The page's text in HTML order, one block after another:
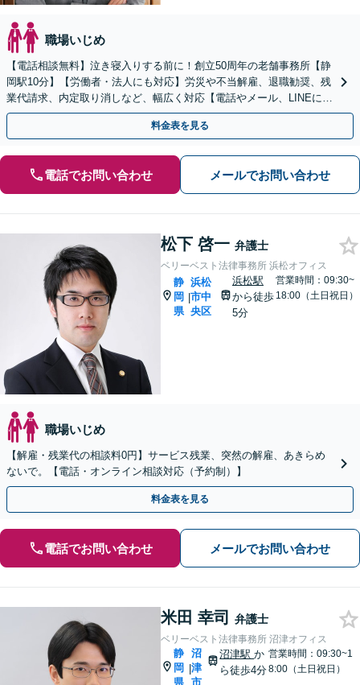
職場いじめ
【電話相談無料】泣き寝入りする前に！創立50周年の老舗事務所【静
岡駅10分】【労働者・法人にも対応】労災や不当解雇、退職勧奨、残
業代請求、内定取り消しなど、幅広く対応【電話やメール、LINEにて
相談可能】事前予約で夜間相談も【法テラス利】
料金表を見る
電話でお問い合わせ メールでお問い合わせ
松下 啓一 弁護士
ベリーベスト法律事務所 浜松オフィス
静
岡
県
|
浜松
市中
央区
浜松駅
から徒歩
5分
営業時間：09:30~
18:00（土日祝日）
職場いじめ
【解雇・残業代の相談料0円】サービス残業、突然の解雇、あきらめ
ないで。【電話・オンライン相談対応（予約制）】
料金表を見る
電話でお問い合わせ メールでお問い合わせ
米田 幸司 弁護士
ベリーベスト法律事務所 沼津オフィス
静
岡
県
|
沼
津
市
沼津駅か
ら徒歩4分
営業時間：09:30~1
8:00（土日祝日）